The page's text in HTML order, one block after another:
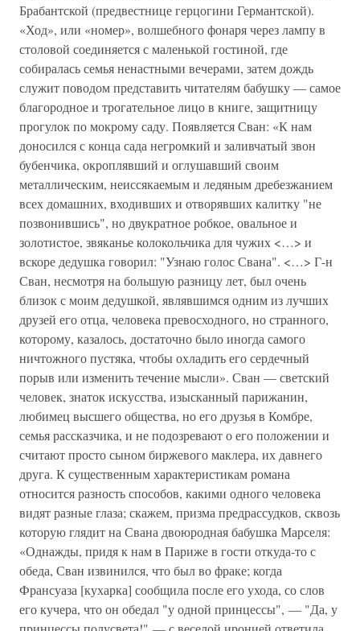
Брабантской (предвестнице герцогини Германтской).
«Ход», или «номер», волшебного фонаря через лампу в
столовой соединяется с маленькой гостиной, где
собиралась семья ненастными вечерами, затем дождь
служит поводом представить читателям бабушку — самое
благородное и трогательное лицо в книге, защитницу
прогулок по мокрому саду. Появляется Сван: «К нам
доносился с конца сада негромкий и заливчатый звон
бубенчика, окроплявший и оглушавший своим
металлическим, неиссякаемым и ледяным дребезжанием
всех домашних, входивших и отворявших калитку "не
позвонившись", но двукратное робкое, овальное и
золотистое, звяканье колокольчика для чужих <…> и
вскоре дедушка говорил: "Узнаю голос Свана". <…> Г-н
Сван, несмотря на большую разницу лет, был очень
близок с моим дедушкой, являвшимся одним из лучших
друзей его отца, человека превосходного, но странного,
которому, казалось, достаточно было иногда самого
ничтожного пустяка, чтобы охладить его сердечный
порыв или изменить течение мысли». Сван — светский
человек, знаток искусства, изысканный парижанин,
любимец высшего общества, но его друзья в Комбре,
семья рассказчика, и не подозревают о его положении и
считают просто сыном биржевого маклера, их давнего
друга. К существенным характеристикам романа
относится разность способов, какими одного человека
видят разные глаза; скажем, призма предрассудков, сквозь
которую глядит на Свана двоюродная бабушка Марселя:
«Однажды, придя к нам в Париже в гости откуда-то с
обеда, Сван извинился, что был во фраке; когда
Франсуаза [кухарка] сообщила после его ухода, со слов
его кучера, что он обедал "у одной принцессы", — "Да, у